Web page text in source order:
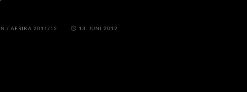
/ AFRIKA 2011/12 13. JUNI 2012